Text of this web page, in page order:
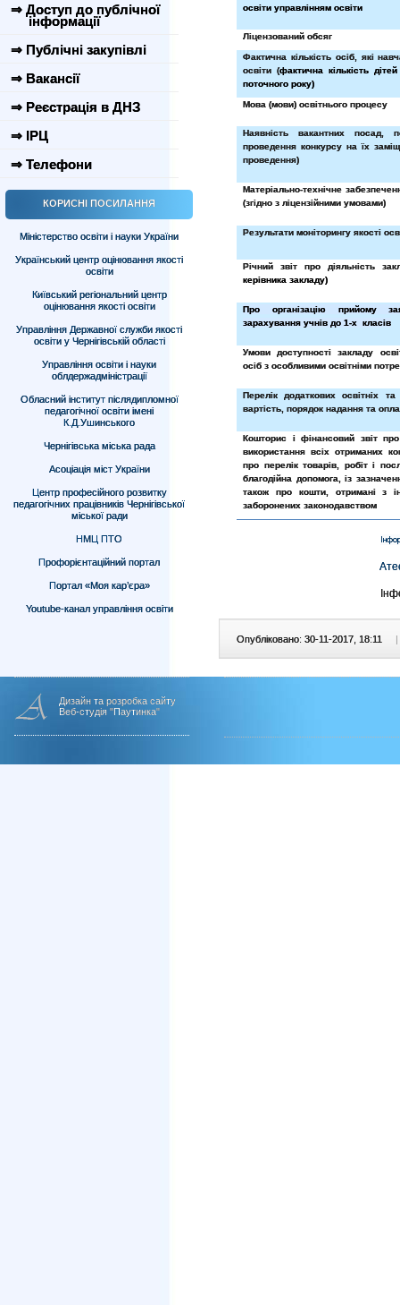
⇒ Доступ до публічної
інформації
⇒ Публічні закупівлі
⇒ Вакансії
⇒ Реєстрація в ДНЗ
⇒ ІРЦ
⇒ Телефони
КОРИСНІ ПОСИЛАННЯ
Міністерство освіти і науки України
Український центр оцінювання якості
освіти
Київський регіональний центр
оцінювання якості освіти
Управління Державної служби якості
освіти у Чернігівській області
Управління освіти і науки
облдержадміністрації
Обласний інститут післядипломної
педагогічної освіти імені
К.Д.Ушинського
Чернігівська міська рада
Асоціація міст України
Центр професійного розвитку
педагогічних працівників Чернігівської
міської ради
НМЦ ПТО
Профорієнтаційний портал
Портал «Моя кар’єра»
Youtube-канал управління освіти
освіти управлінням освіти
Ліцензований обсяг
Фактична кількість осіб, які
освіти (фактична кількість
поточного року)
Мова (мови) освітнього процесу
Наявність вакантних посад,
проведення конкурсу на їх
проведення)
Матеріально-технічне
(згідно з ліцензійними умовами)
Результати моніторингу якості
Річний звіт про діяльність
керівника закладу)
Про організацію прийому
зарахування учнів до 1-х класів
Умови доступності закладу
осіб з особливими освітніми
Перелік додаткових освітніх
вартість, порядок надання та
Кошторис і фінансовий звіт
використання всіх отриманих
про перелік товарів, робіт і
благодійна допомога, із
також про кошти, отримані з
заборонених законодавством
Опубліковано: 30-11-2017, 18:11 |
Дизайн та розробка сайту
Веб-студія "Паутинка"